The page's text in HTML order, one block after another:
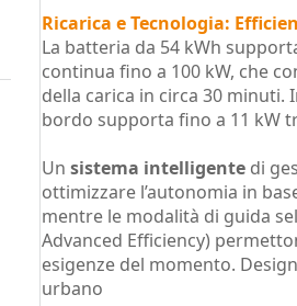
Ricarica e Tecnologia:
La batteria da 54 kWh
continua fino a 100 kW, che
della carica in circa 30
bordo supporta fino a 11 kW
Un sistema intelligente di
ottimizzare l’autonomia in
mentre le modalità di guida
Advanced Efficiency)
esigenze del momento.
urbano